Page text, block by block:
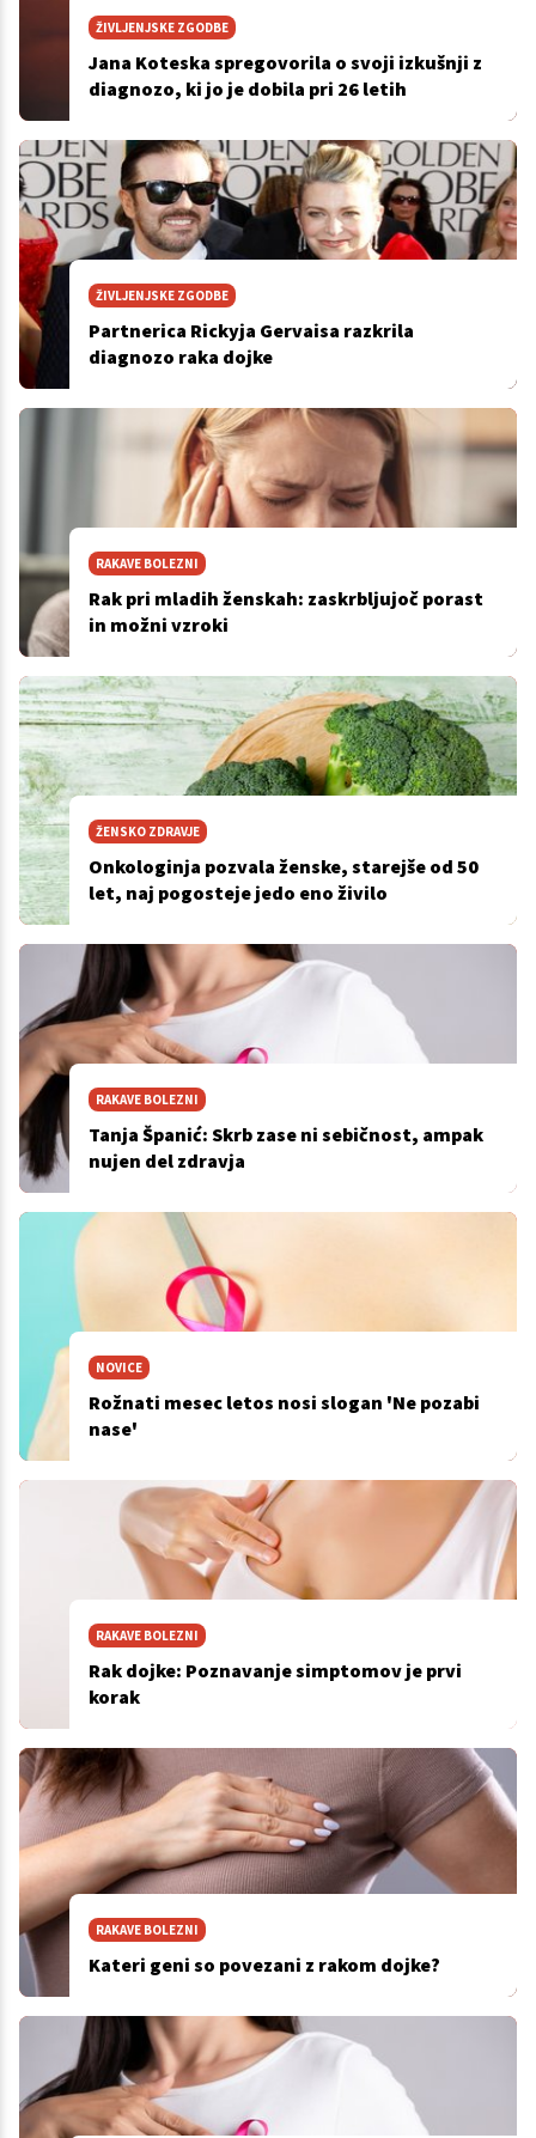
ŽIVLJENJSKE ZGODBE
Jana Koteska spregovorila o svoji izkušnji z
diagnozo, ki jo je dobila pri 26 letih
ŽIVLJENJSKE ZGODBE
Partnerica Rickyja Gervaisa razkrila
diagnozo raka dojke
RAKAVE BOLEZNI
Rak pri mladih ženskah: zaskrbljujoč porast
in možni vzroki
ŽENSKO ZDRAVJE
Onkologinja pozvala ženske, starejše od 50
let, naj pogosteje jedo eno živilo
RAKAVE BOLEZNI
Tanja Španić: Skrb zase ni sebičnost, ampak
nujen del zdravja
NOVICE
Rožnati mesec letos nosi slogan 'Ne pozabi
nase'
RAKAVE BOLEZNI
Rak dojke: Poznavanje simptomov je prvi
korak
RAKAVE BOLEZNI
Kateri geni so povezani z rakom dojke?